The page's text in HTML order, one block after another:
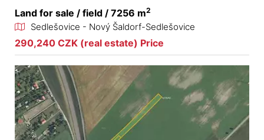
Land for sale / field / 7256 m2
Sedlešovice - Nový Šaldorf-Sedlešovice
290,240 CZK (real estate) Price